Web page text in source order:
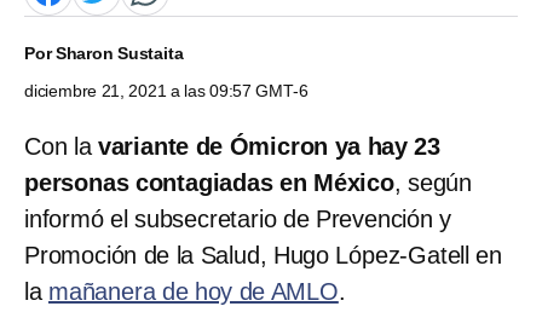
PorSharon Sustaita
diciembre 21, 2021 a las 09:57 GMT-6
Con la variante de Ómicron ya hay 23
personas contagiadas en México, según
informó el subsecretario de Prevención y
Promoción de la Salud, Hugo López-Gatell en
la mañanera de hoy de AMLO.